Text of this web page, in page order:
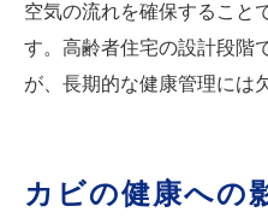
空気の流れを確保すること
す。高齢者住宅の設計段階
が、長期的な健康管理には
カビの健康への